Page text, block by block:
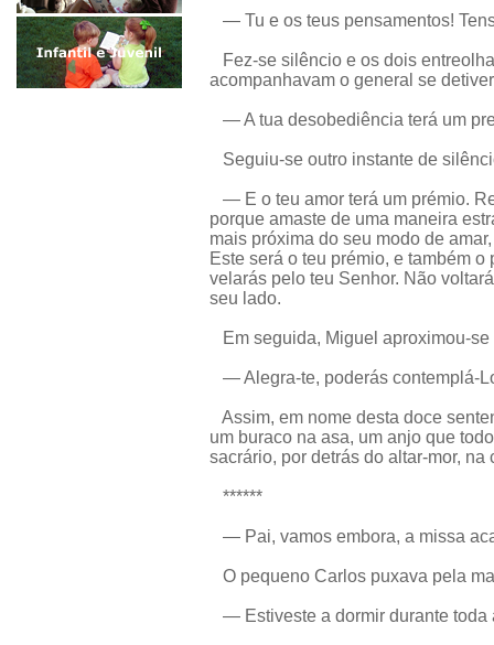
— Tu e os teus pensamentos!
Fez-se silêncio e os dois
acompanhavam o general se
— A tua desobediência terá um
Seguiu-se outro instante de
— E o teu amor terá um prémio.
porque amaste de uma maneira
mais próxima do seu modo de
Este será o teu prémio, e também
velarás pelo teu Senhor. Não
seu lado.
Em seguida, Miguel aproximou-
— Alegra-te, poderás contemplá-
Assim, em nome desta doce
um buraco na asa, um anjo que
sacrário, por detrás do altar-mor, na
******
— Pai, vamos embora, a missa
O pequeno Carlos puxava pela
— Estiveste a dormir durante toda